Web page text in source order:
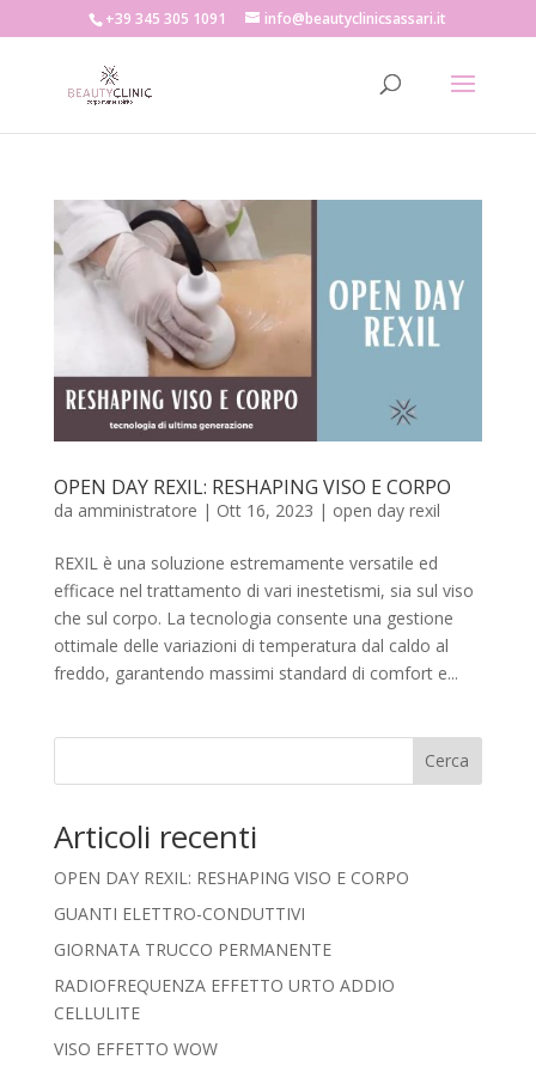
+39 345 305 1091 info@beautyclinicsassari.it
OPEN DAY REXIL: RESHAPING VISO E CORPO
da amministratore | Ott 16, 2023 | open day rexil
REXIL è una soluzione estremamente versatile ed
efficace nel trattamento di vari inestetismi, sia sul viso
che sul corpo. La tecnologia consente una gestione
ottimale delle variazioni di temperatura dal caldo al
freddo, garantendo massimi standard di comfort e...
Cerca
Articoli recenti
OPEN DAY REXIL: RESHAPING VISO E CORPO
GUANTI ELETTRO-CONDUTTIVI
GIORNATA TRUCCO PERMANENTE
RADIOFREQUENZA EFFETTO URTO ADDIO
CELLULITE
VISO EFFETTO WOW